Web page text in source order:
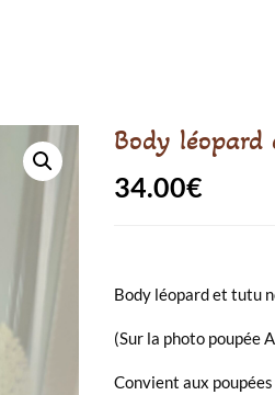
Body
34.00€
Body léopard et tutu
(Sur la photo poupée
Convient aux